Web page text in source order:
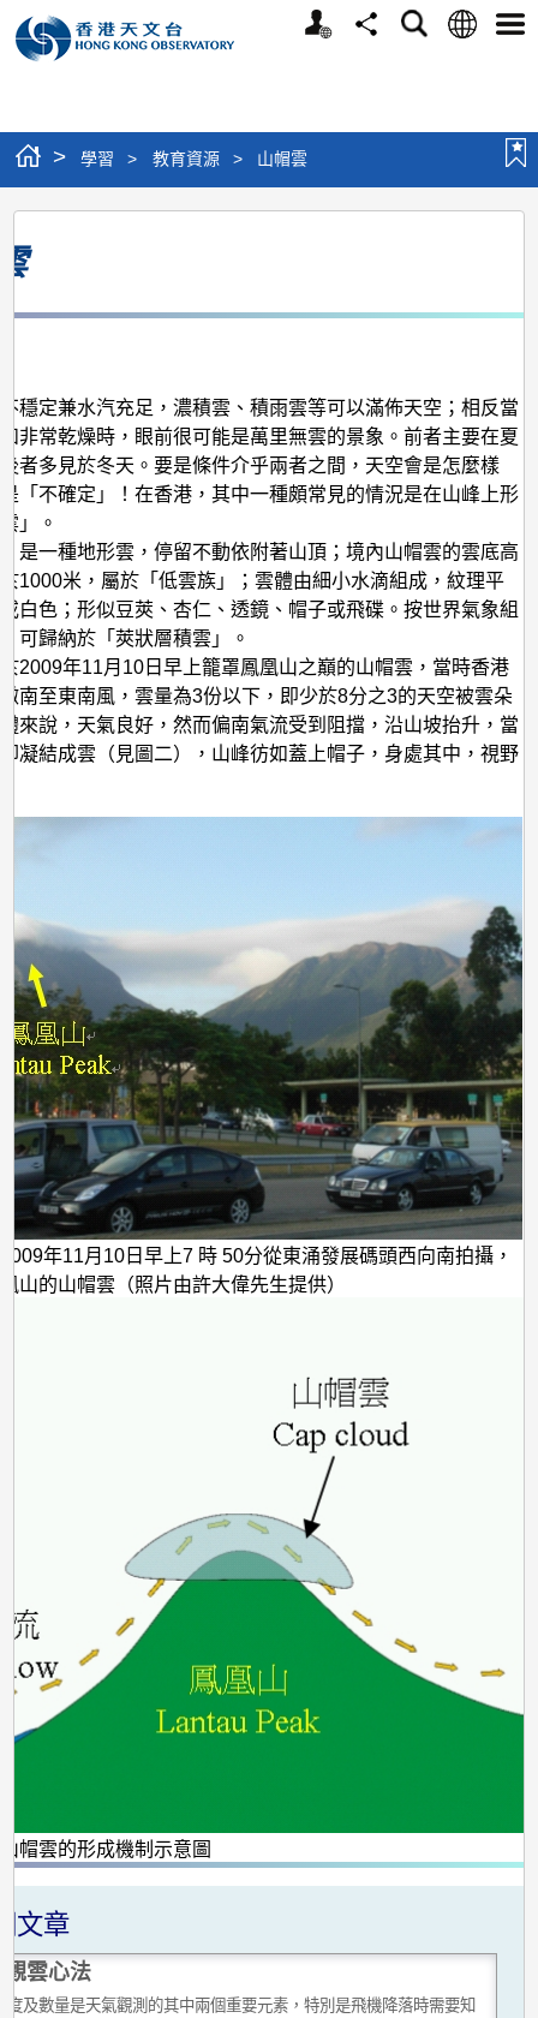
個
分
搜
語
選
> 學習 > 教育資源 > 山帽雲
山
帽
穩定兼水汽充足，濃積雲、積雨雲等可以滿佈天空；相反當
非常乾燥時，眼前很可能是萬里無雲的景象。前者主要在夏
者多見於冬天。要是條件介乎兩者之間，天空會是怎麼樣
「不確定」！在香港，其中一種頗常見的情況是在山峰上形
」。
是一種地形雲，停留不動依附著山頂；境內山帽雲的雲底高
1000米，屬於「低雲族」；雲體由細小水滴組成，紋理平
白色；形似豆莢、杏仁、透鏡、帽子或飛碟。按世界氣象組
可歸納於「莢狀層積雲」。
2009年11月10日早上籠罩鳳凰山之巔的山帽雲，當時香港
南至東南風，雲量為3份以下，即少於8分之3的天空被雲朵
來說，天氣良好，然而偏南氣流受到阻擋，沿山坡抬升，當
凝結成雲（見圖二），山峰彷如蓋上帽子，身處其中，視野
年11月10日早上7 時 50分從東涌發展碼頭西向南拍攝，
山的山帽雲（照片由許大偉先生提供）
帽雲的形成機制示意圖
文章
觀雲心法
度及數量是天氣觀測的其中兩個重要元素，特別是飛機降落時需要知